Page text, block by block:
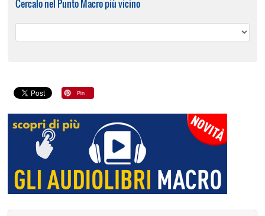
Cercalo nel Punto Macro più vicino